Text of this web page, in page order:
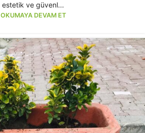
estetik ve güvenl...
OKUMAYA DEVAM ET